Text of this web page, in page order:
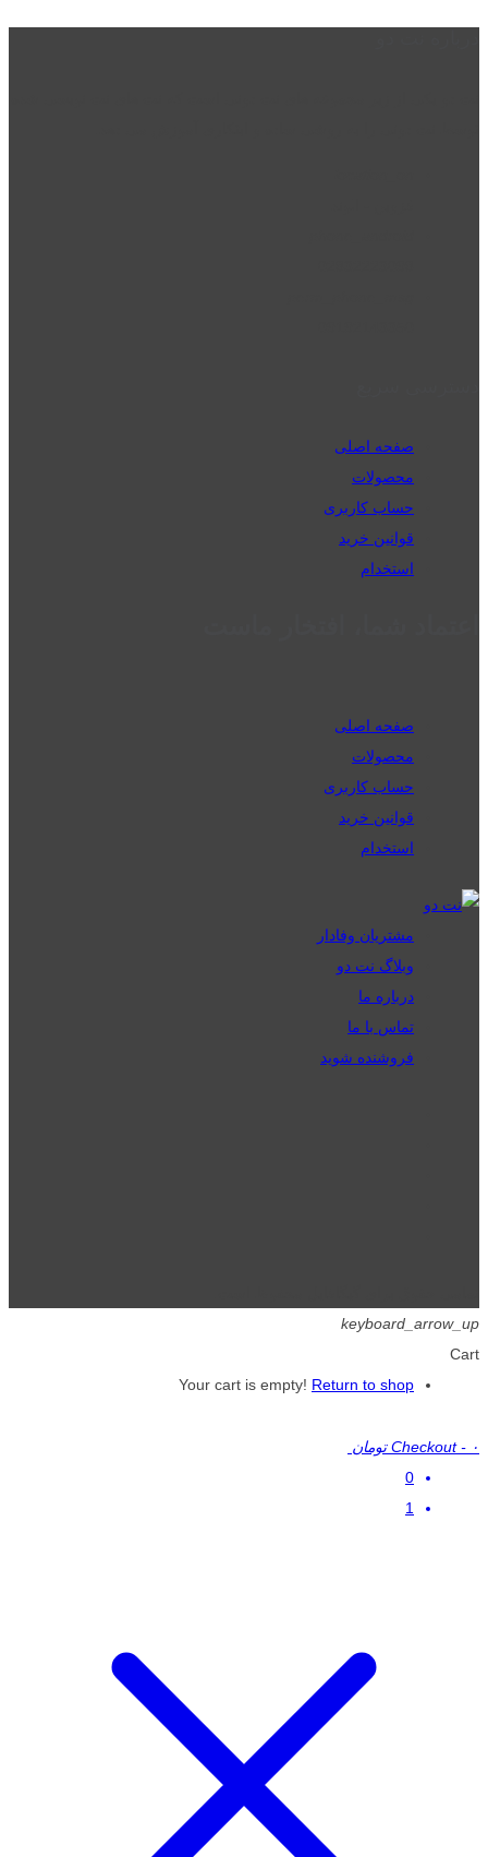
صفحه اصلی
محصولات
حساب کاربری
قوانین خرید
استخدام
صفحه اصلی
محصولات
حساب کاربری
قوانین خرید
استخدام
مشتریان وفادار
وبلاگ نت دو
درباره ما
تماس با ما
فروشنده شوید
keyboard_arrow_up
Cart
Your cart is empty! Return to shop
Checkout - ۰ تومان
0
1